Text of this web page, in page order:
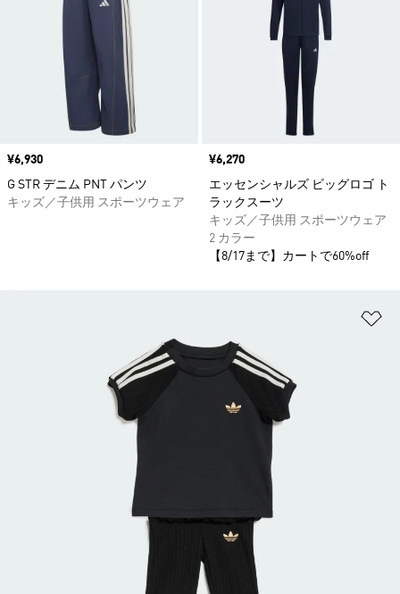
価格
¥6,930
G STR デニム PNT パンツ
キッズ／子供用 スポーツウェア
価格
¥6,270
エッセンシャルズ ビッグロゴ ト
ラックスーツ
キッズ／子供用 スポーツウェア
2 カラー
【8/17まで】カートで60%off